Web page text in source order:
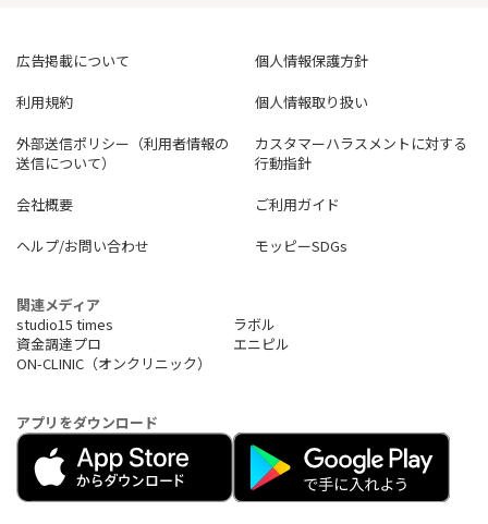
広告掲載について
個人情報保護方針
利用規約
個人情報取り扱い
外部送信ポリシー（利用者情報の
送信について）
カスタマーハラスメントに対する
行動指針
会社概要
ご利用ガイド
ヘルプ/お問い合わせ
モッピーSDGs
関連メディア
studio15 times
ラボル
資金調達プロ
エニピル
ON-CLINIC（オンクリニック）
アプリをダウンロード